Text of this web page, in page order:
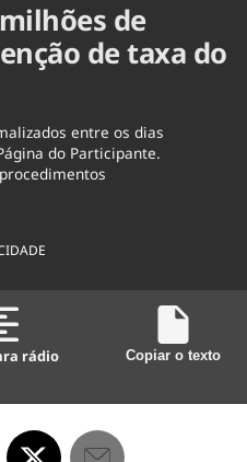
de
de taxa do
entre os dias
do Participante.
rádio Copiar o texto